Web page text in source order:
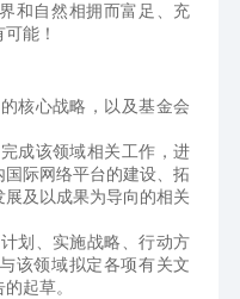
和自然相拥而富足、充
能！
际网络平台的建设、拓
及以成果为导向的相关
该领域拟定各项有关文
起草。